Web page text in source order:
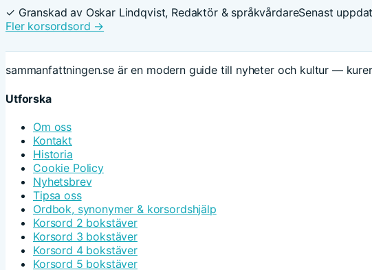
✓ Granskad av Oskar Lindqvist, Redaktör & språkvårdareSenast
Fler korsordsord →
sammanfattningen.se är en modern guide till nyheter och kultur —
Utforska
Om oss
Kontakt
Historia
Cookie Policy
Nyhetsbrev
Tipsa oss
Ordbok, synonymer & korsordshjälp
Korsord 2 bokstäver
Korsord 3 bokstäver
Korsord 4 bokstäver
Korsord 5 bokstäver